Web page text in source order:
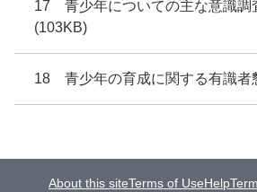
17 青少年についての主な意識
(103KB)
18 青少年の育成に関する有識者
About this siteTerms of UseHelp